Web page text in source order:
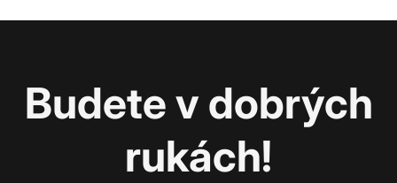
Budete v dobrých
rukách!